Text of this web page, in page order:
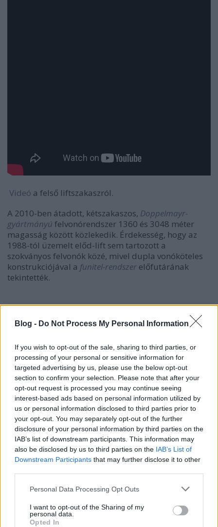
Blog - Do Not Process My Personal Information
If you wish to opt-out of the sale, sharing to third parties, or
processing of your personal or sensitive information for
targeted advertising by us, please use the below opt-out
section to confirm your selection. Please note that after your
opt-out request is processed you may continue seeing
interest-based ads based on personal information utilized by
us or personal information disclosed to third parties prior to
your opt-out. You may separately opt-out of the further
disclosure of your personal information by third parties on the
IAB’s list of downstream participants. This information may
also be disclosed by us to third parties on the IAB’s List of
Downstream Participants that may further disclose it to other
Please note that this website/app uses one or more Google
not limited to your visit or usage behaviour. You may click to
grant or deny consent to Google and its third-party tags to
Personal Data Processing Opt Outs
I want to opt-out of the Sharing of my
personal data.
Opted In
Videó a felső liftszakaszról.
A 2010-ben átadott, kétszakaszos, Doppelmayr-
gyártmányú felvonórendszer 1360 és 3048 méter
magasság között közlekedik. Érdekesség, hogy az
1988-tól üzemelt előd-lift sem tartozott a
szokványos felvonók közé, mivel dupla vonóköteles
konstrukciójával a funitel-rendszer előfutárának
tekintették.
Az elődlift néhány kabinja az egyik Hütténél kapott
új feladatot: például söröző pavilonként szolgál
tovább. Hogy jobban ellenálljanak a hegyi időjárás
okozta viszontagságoknak, ácsolt kis háztetőket is
kaptak.
A nyári felvonózás Ötztal-vendégkártya vásárlással
egyébként olcsóbban is megúszható. Persze léteznek